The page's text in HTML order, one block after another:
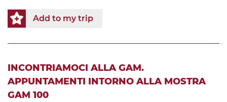
Add to my trip
INCONTRIAMOCI ALLA GAM.
APPUNTAMENTI INTORNO ALLA MOSTRA
GAM 100